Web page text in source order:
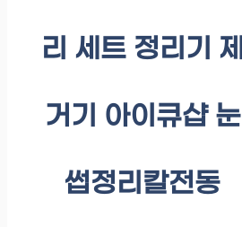
리 세트 정리기 제
거기 아이큐샵 눈
썹정리칼전동